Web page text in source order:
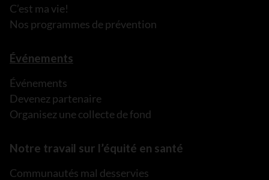
C’est ma vie!
Nos programmes de prévention
Événements
Événements
Devenez partenaire
Organisez une collecte de fond
Notre travail sur l’équité en santé
Communautés mal desservies